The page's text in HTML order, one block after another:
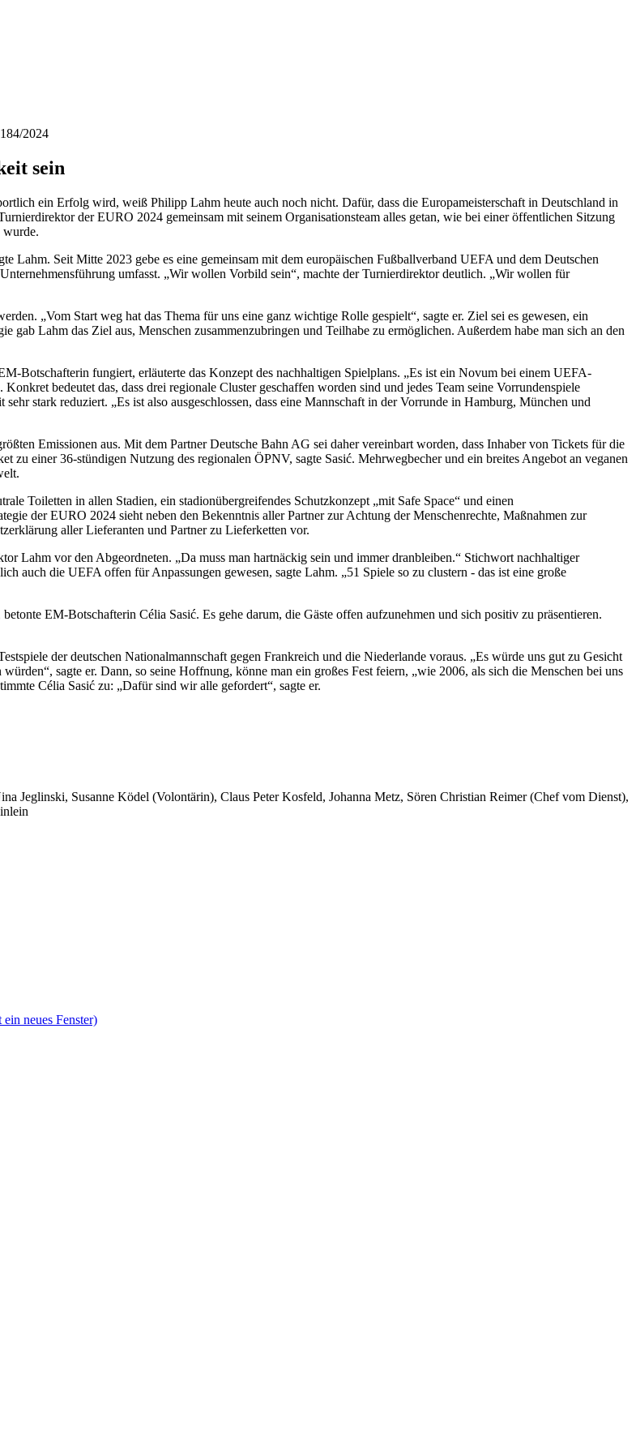
2024
sein
ein Erfolg wird, weiß Philipp Lahm heute auch noch nicht. Dafür, dass die Europameisterschaft in Deutschland in
der EURO 2024 gemeinsam mit seinem Organisationsteam alles getan, wie bei einer öffentlichen Sitzung
wurde.
Lahm. Seit Mitte 2023 gebe es eine gemeinsam mit dem europäischen Fußballverband UEFA und dem Deutschen
umfasst. „Wir wollen Vorbild sein“, machte der Turnierdirektor deutlich. „Wir wollen für
„Vom Start weg hat das Thema für uns eine ganz wichtige Rolle gespielt“, sagte er. Ziel sei es gewesen, ein
Lahm das Ziel aus, Menschen zusammenzubringen und Teilhabe zu ermöglichen. Außerdem habe man sich an den
Botschafterin fungiert, erläuterte das Konzept des nachhaltigen Spielplans. „Es ist ein Novum bei einem UEFA-
bedeutet das, dass drei regionale Cluster geschaffen worden sind und jedes Team seine Vorrundenspiele
stark reduziert. „Es ist also ausgeschlossen, dass eine Mannschaft in der Vorrunde in Hamburg, München und
Emissionen aus. Mit dem Partner Deutsche Bahn AG sei daher vereinbart worden, dass Inhaber von Tickets für die
zu einer 36-stündigen Nutzung des regionalen ÖPNV, sagte Sasić. Mehrwegbecher und ein breites Angebot an veganen
Toiletten in allen Stadien, ein stadionübergreifendes Schutzkonzept „mit Safe Space“ und einen
der EURO 2024 sieht neben den Bekenntnis aller Partner zur Achtung der Menschenrechte, Maßnahmen zur
aller Lieferanten und Partner zu Lieferketten vor.
Lahm vor den Abgeordneten. „Da muss man hartnäckig sein und immer dranbleiben.“ Stichwort nachhaltiger
auch die UEFA offen für Anpassungen gewesen, sagte Lahm. „51 Spiele so zu clustern - das ist eine große
EM-Botschafterin Célia Sasić. Es gehe darum, die Gäste offen aufzunehmen und sich positiv zu präsentieren.
der deutschen Nationalmannschaft gegen Frankreich und die Niederlande voraus. „Es würde uns gut zu Gesicht
sagte er. Dann, so seine Hoffnung, könne man ein großes Fest feiern, „wie 2006, als sich die Menschen bei uns
Célia Sasić zu: „Dafür sind wir alle gefordert“, sagte er.
Jeglinski, Susanne Ködel (Volontärin), Claus Peter Kosfeld, Johanna Metz, Sören Christian Reimer (Chef vom Dienst),
neues Fenster)